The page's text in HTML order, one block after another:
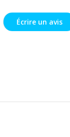
Écrire un avis